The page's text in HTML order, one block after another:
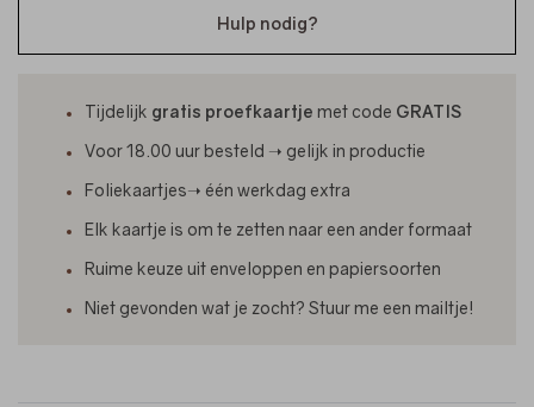
Hulp nodig?
Tijdelijk gratis proefkaartje met code GRATIS
Voor 18.00 uur besteld ➝ gelijk in productie
Foliekaartjes➝ één werkdag extra
Elk kaartje is om te zetten naar een ander formaat
Ruime keuze uit enveloppen en papiersoorten
Niet gevonden wat je zocht? Stuur me een mailtje!